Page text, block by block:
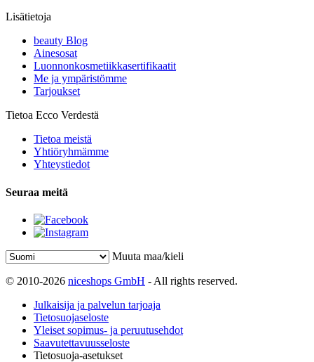
Lisätietoja
beauty Blog
Ainesosat
Luonnonkosmetiikkasertifikaatit
Me ja ympäristömme
Tarjoukset
Tietoa Ecco Verdestä
Tietoa meistä
Yhtiöryhmämme
Yhteystiedot
Seuraa meitä
Muuta maa/kieli
© 2010-2026 niceshops GmbH - All rights reserved.
Julkaisija ja palvelun tarjoaja
Tietosuojaseloste
Yleiset sopimus- ja peruutusehdot
Saavutettavuusseloste
Tietosuoja-asetukset